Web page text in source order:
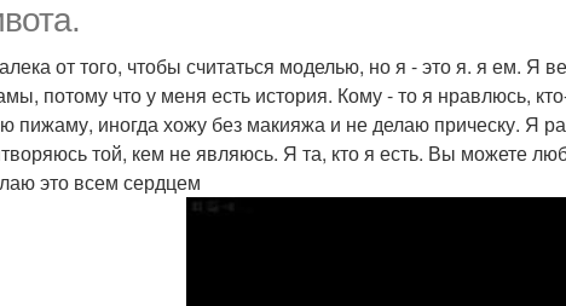
от того, чтобы считаться моделью, но я - это я. я ем. Я
потому что у меня есть история. Кому - то я нравлюсь,
пижаму, иногда хожу без макияжа и не делаю прическу. Я
той, кем не являюсь. Я та, кто я есть. Вы можете
это всем сердцем